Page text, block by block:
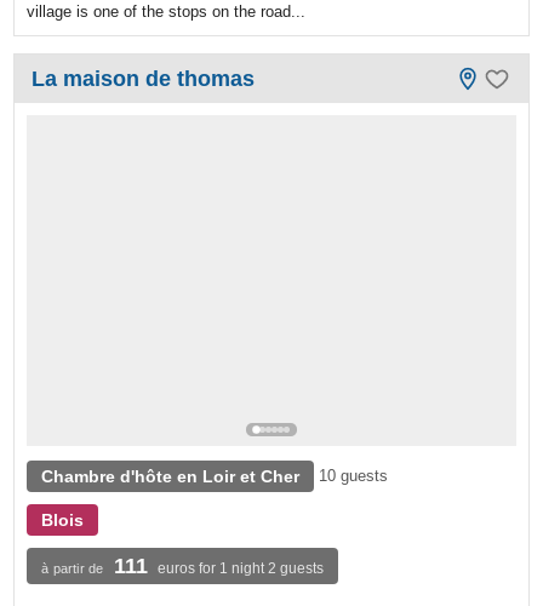
village is one of the stops on the road...
La maison de thomas
Chambre d'hôte en Loir et Cher 10 guests
Blois
à partir de 111 euros for 1 night 2 guests